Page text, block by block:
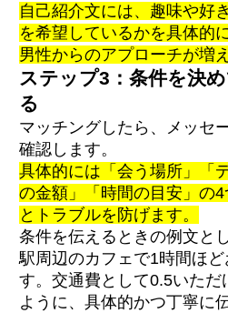
自己紹介文には、趣味や好
を希望しているかを具体的
男性からのアプローチが増
ステップ3：条件を決
る
マッチングしたら、メッセ
確認します。
具体的には「会う場所」「
の金額」「時間の目安」の
とトラブルを防げます。
条件を伝えるときの例文と
駅周辺のカフェで1時間ほ
す。交通費として0.5いた
ように、具体的かつ丁寧に